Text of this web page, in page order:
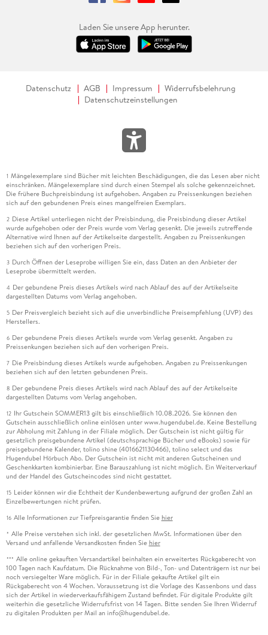
Laden Sie unsere App herunter.
Datenschutz AGB Impressum
Widerrufsbelehrung
Datenschutzeinstellungen
1 Mängelexemplare sind Bücher mit leichten Beschädigungen, die das Lesen aber nicht
einschränken. Mängelexemplare sind durch einen Stempel als solche gekennzeichnet.
Die frühere Buchpreisbindung ist aufgehoben. Angaben zu Preissenkungen beziehen
sich auf den gebundenen Preis eines mangelfreien Exemplars.
2 Diese Artikel unterliegen nicht der Preisbindung, die Preisbindung dieser Artikel
wurde aufgehoben oder der Preis wurde vom Verlag gesenkt. Die jeweils zutreffende
Alternative wird Ihnen auf der Artikelseite dargestellt. Angaben zu Preissenkungen
beziehen sich auf den vorherigen Preis.
3 Durch Öffnen der Leseprobe willigen Sie ein, dass Daten an den Anbieter der
Leseprobe übermittelt werden.
4 Der gebundene Preis dieses Artikels wird nach Ablauf des auf der Artikelseite
dargestellten Datums vom Verlag angehoben.
5 Der Preisvergleich bezieht sich auf die unverbindliche Preisempfehlung (UVP) des
Herstellers.
6 Der gebundene Preis dieses Artikels wurde vom Verlag gesenkt. Angaben zu
Preissenkungen beziehen sich auf den vorherigen Preis.
7 Die Preisbindung dieses Artikels wurde aufgehoben. Angaben zu Preissenkungen
beziehen sich auf den letzten gebundenen Preis.
8 Der gebundene Preis dieses Artikels wird nach Ablauf des auf der Artikelseite
dargestellten Datums vom Verlag angehoben.
12 Ihr Gutschein SOMMER13 gilt bis einschließlich 10.08.2026. Sie können den
Gutschein ausschließlich online einlösen unter www.hugendubel.de. Keine Bestellung
zur Abholung mit Zahlung in der Filiale möglich. Der Gutschein ist nicht gültig für
gesetzlich preisgebundene Artikel (deutschsprachige Bücher und eBooks) sowie für
preisgebundene Kalender, tolino shine (4016621130466), tolino select und das
Hugendubel Hörbuch Abo. Der Gutschein ist nicht mit anderen Gutscheinen und
Geschenkkarten kombinierbar. Eine Barauszahlung ist nicht möglich. Ein Weiterverkauf
und der Handel des Gutscheincodes sind nicht gestattet.
15 Leider können wir die Echtheit der Kundenbewertung aufgrund der großen Zahl an
Einzelbewertungen nicht prüfen.
16 Alle Informationen zur Tiefpreisgarantie finden Sie hier
* Alle Preise verstehen sich inkl. der gesetzlichen MwSt. Informationen über den
Versand und anfallende Versandkosten finden Sie hier
*** Alle online gekauften Versandartikel beinhalten ein erweitertes Rückgaberecht von
100 Tagen nach Kaufdatum. Die Rücknahme von Bild-, Ton- und Datenträgern ist nur bei
noch versiegelter Ware möglich. Für in der Filiale gekaufte Artikel gilt ein
Rückgaberecht von 4 Wochen. Voraussetzung ist die Vorlage des Kassenbons und dass
sich der Artikel in wiederverkaufsfähigem Zustand befindet. Für digitale Produkte gilt
weiterhin die gesetzliche Widerrufsfrist von 14 Tagen. Bitte senden Sie Ihren Widerruf
zu digitalen Produkten per Mail an info@hugendubel.de.